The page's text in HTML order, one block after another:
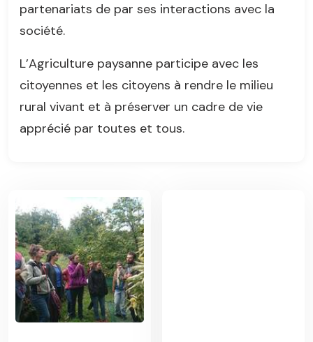
partenariats de par ses interactions avec la
société.
L’Agriculture paysanne participe avec les
citoyennes et les citoyens à rendre le milieu
rural vivant et à préserver un cadre de vie
apprécié par toutes et tous.